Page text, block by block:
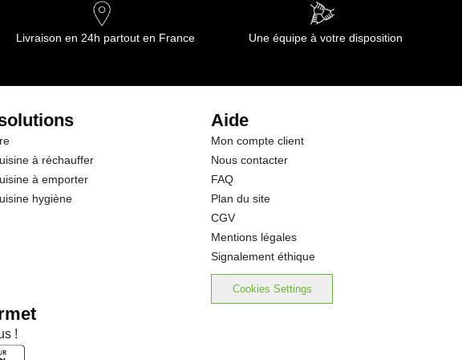
Livraison en 24h partout en France Une équipe à votre disposition
à réchauffer
à emporter
hygiène
Aide
Mon compte client
Nous contacter
FAQ
Plan du site
CGV
Mentions légales
Signalement éthique
Cookies Settings
!